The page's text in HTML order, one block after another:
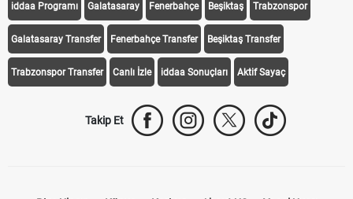
iddaa Programı Galatasaray Fenerbahçe Beşiktaş Trabzonspor
Galatasaray Transfer Fenerbahçe Transfer Beşiktaş Transfer
Trabzonspor Transfer Canlı İzle iddaa Sonuçları Aktif Sayaç
Takip Et